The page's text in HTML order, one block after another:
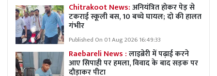
Chitrakoot News:अनियंत्रित होकर पेड़ से
टकराई स्कूली बस, 10 बच्चे घायल; दो की हालत
गंभीर
Published On 01 Aug 2026 16:49:33
Raebareli News :लाइब्रेरी में पढ़ाई करने
आए सिपाही पर हमला, विवाद के बाद सड़क पर
दौड़ाकर पीटा